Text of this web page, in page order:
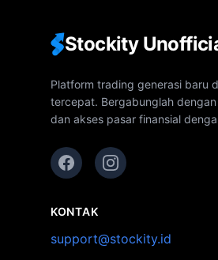
Stockity
Platform trading generasi baru
tercepat. Bergabunglah
dan akses pasar finansial
KONTAK
support@stockity.id